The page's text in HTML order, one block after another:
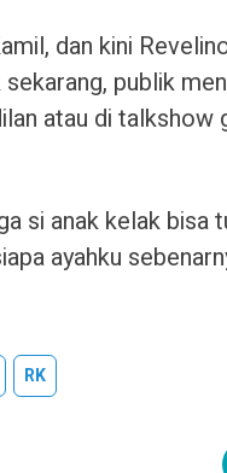
dan kini
publik
atau di talkshow
si anak kelak bisa
ayahku
RK